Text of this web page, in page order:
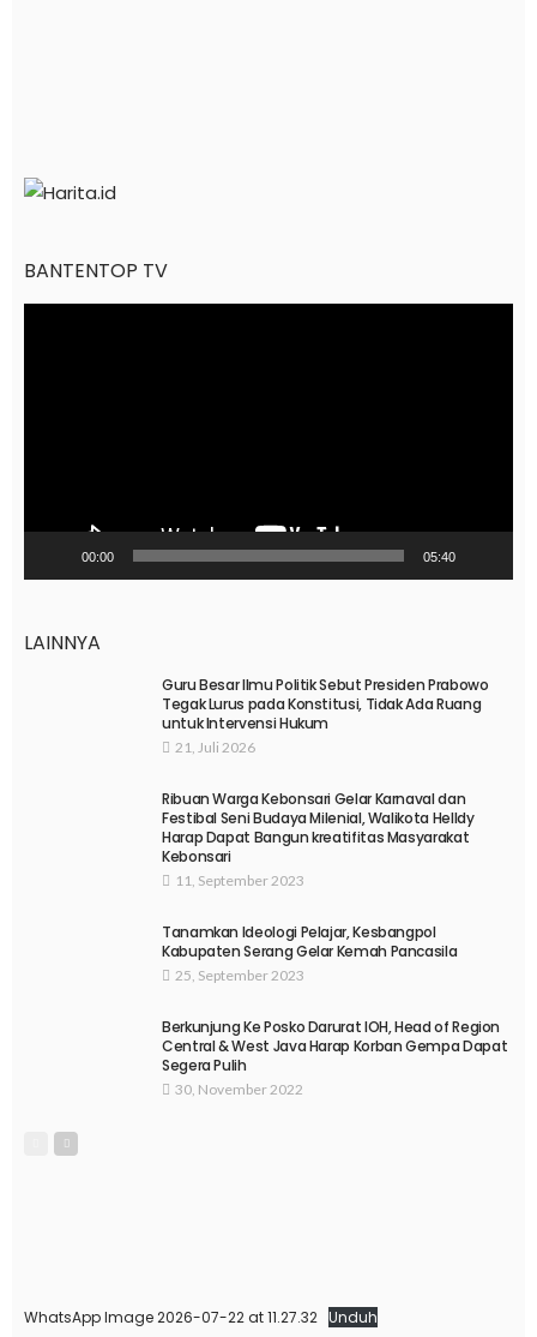
BANTENTOP TV
00:00 05:40
LAINNYA
Guru Besar Ilmu Politik Sebut Presiden Prabowo
Tegak Lurus pada Konstitusi, Tidak Ada Ruang
untuk Intervensi Hukum
21, Juli 2026
Ribuan Warga Kebonsari Gelar Karnaval dan
Festibal Seni Budaya Milenial, Walikota Helldy
Harap Dapat Bangun kreatifitas Masyarakat
Kebonsari
11, September 2023
Tanamkan Ideologi Pelajar, Kesbangpol
Kabupaten Serang Gelar Kemah Pancasila
25, September 2023
Berkunjung Ke Posko Darurat IOH, Head of Region
Central & West Java Harap Korban Gempa Dapat
Segera Pulih
30, November 2022
WhatsApp Image 2026-07-22 at 11.27.32 Unduh